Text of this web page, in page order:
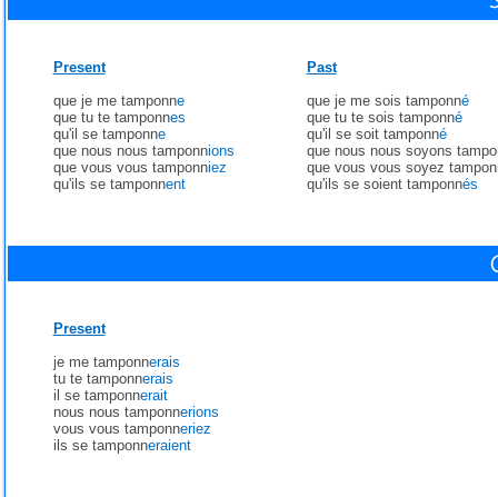
Present
que je me tamponne
que tu te tamponnes
qu'il se tamponne
que nous nous tamponnions
que vous vous tamponniez
qu'ils se tamponnent
Past
que je me sois tamponné
que tu te sois tamponné
qu'il se soit tamponné
que nous nous soyons
que vous vous soyez
qu'ils se soient tamponnés
Present
je me tamponnerais
tu te tamponnerais
il se tamponnerait
nous nous tamponnerions
vous vous tamponneriez
ils se tamponneraient